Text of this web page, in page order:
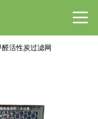
活性炭过滤网